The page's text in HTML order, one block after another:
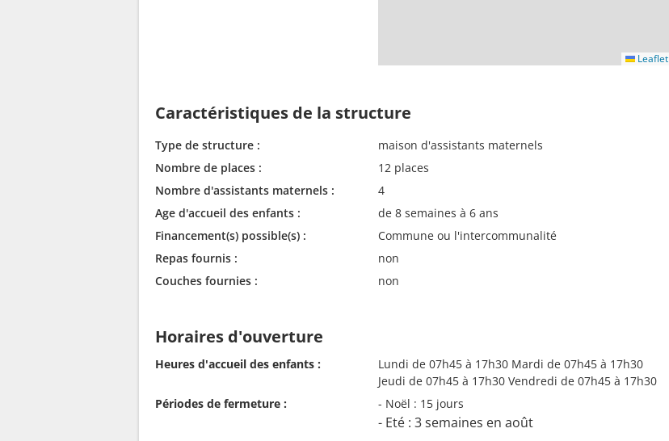
Leaflet
Caractéristiques de la structure
Type de structure :
maison d'assistants maternels
Nombre de places :
12 places
Nombre d'assistants maternels :
4
Age d'accueil des enfants :
de 8 semaines à 6 ans
Financement(s) possible(s) :
Commune ou l'intercommunalité
Repas fournis :
non
Couches fournies :
non
Horaires d'ouverture
Heures d'accueil des enfants :
Lundi de 07h45 à 17h30 Mardi de 07h45 à 17h30
Jeudi de 07h45 à 17h30 Vendredi de 07h45 à 17h30
Périodes de fermeture :
- Noël : 15 jours
- Eté : 3 semaines en août